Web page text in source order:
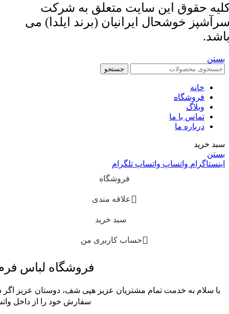
حقوق این سایت متعلق به شرکت
خوشحال ایرانیان (برند ایلدا) می
بستن
جستجو
خانه
فروشگاه
وبلاگ
تماس با ما
درباره ما
سبد خرید
بستن
اینستاگرام واتساپ واتساپ تلگرام
فروشگاه
علاقه مندی
سبد خرید
حساب کاربری من
فروشگاه لباس
با سلام به خدمت تمام مشتریان عزیز هپی شف، دوستان عزیز اگر
سفارش خود را از داخل